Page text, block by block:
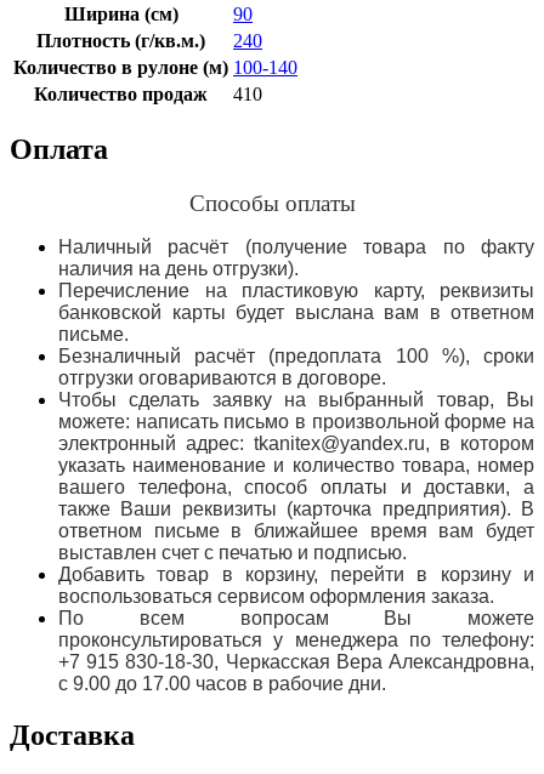
Ширина (см)
90
Плотность (г/кв.м.)
240
Количество в рулоне (м) 100-140
Количество продаж
410
Оплата
Способы оплаты
Наличный расчёт (получение товара по факту
наличия на день отгрузки).
Перечисление на пластиковую карту, реквизиты
банковской карты будет выслана вам в ответном
письме.
Безналичный расчёт (предоплата 100 %), сроки
отгрузки оговариваются в договоре.
Чтобы сделать заявку на выбранный товар, Вы
можете: написать письмо в произвольной форме на
электронный адрес: tkanitex@yandex.ru, в котором
указать наименование и количество товара, номер
вашего телефона, способ оплаты и доставки, а
также Ваши реквизиты (карточка предприятия). В
ответном письме в ближайшее время вам будет
выставлен счет с печатью и подписью.
Добавить товар в корзину, перейти в корзину и
воспользоваться сервисом оформления заказа.
По всем вопросам Вы можете
проконсультироваться у менеджера по телефону:
+7 915 830-18-30, Черкасская Вера Александровна,
с 9.00 до 17.00 часов в рабочие дни.
Доставка